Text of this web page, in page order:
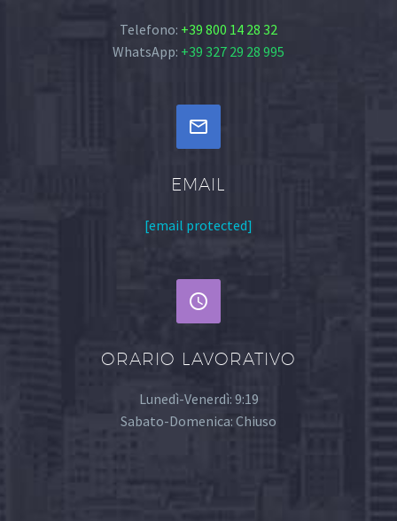
Telefono: +39 800 14 28 32
WhatsApp: +39 327 29 28 995


EMAIL
[email protected]


ORARIO LAVORATIVO
Lunedì-Venerdì: 9:19
Sabato-Domenica: Chiuso